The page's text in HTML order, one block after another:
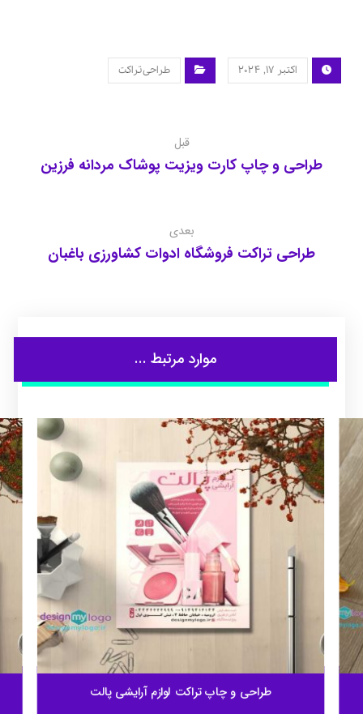
اکتبر ۱۷, ۲۰۲۴ طراحی تراکت
قبل
طراحی و چاپ کارت ویزیت پوشاک مردانه فرزین
بعدی
طراحی تراکت فروشگاه ادوات کشاورزی باغبان
موارد مرتبط ...
طراحی و چاپ تراکت لوازم آرایشی پالت